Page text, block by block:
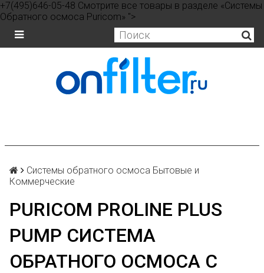
+7(495)646-05-48 Смотрите все товары в разделе «Системы
Обратного осмоса Puricom» ">
Системы обратного осмоса Бытовые и
Коммерческие
PURICOM PROLINE PLUS
PUMP СИСТЕМА
ОБРАТНОГО ОСМОСА С